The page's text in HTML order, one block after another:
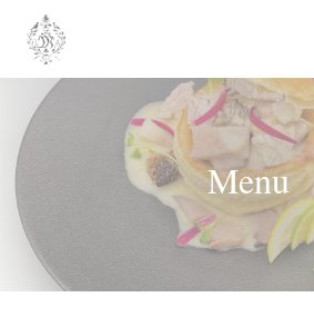
Personalizzazione delle tue scelte sui cookie
Menu